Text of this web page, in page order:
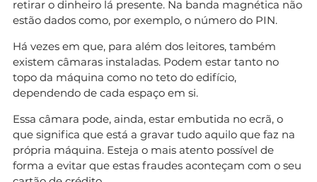
retirar o dinheiro lá presente. Na banda magnética não
estão dados como, por exemplo, o número do PIN.
Há vezes em que, para além dos leitores, também
existem câmaras instaladas. Podem estar tanto no
topo da máquina como no teto do edifício,
dependendo de cada espaço em si.
Essa câmara pode, ainda, estar embutida no ecrã, o
que significa que está a gravar tudo aquilo que faz na
própria máquina. Esteja o mais atento possível de
forma a evitar que estas fraudes aconteçam com o seu